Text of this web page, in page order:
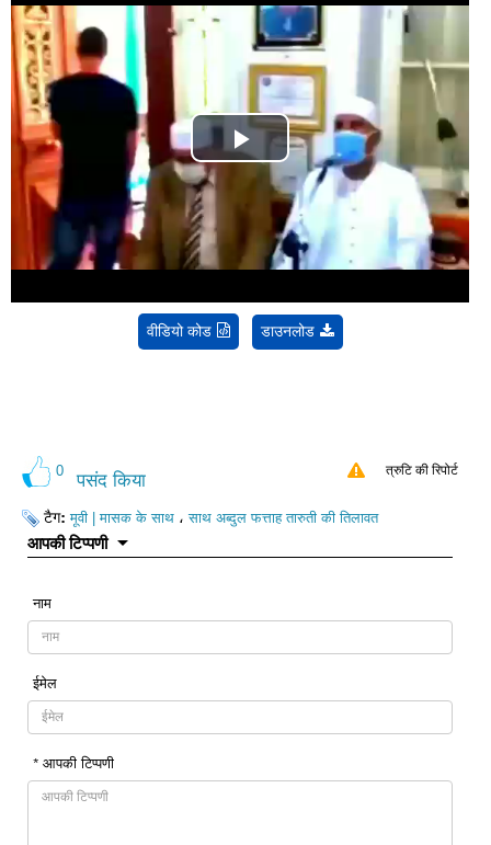
Play
Video
वीडियो कोड डाउनलोड
0 पसंद किया त्रुटि की रिपोर्ट
टैग:मूवी | मासक के साथ ،साथ अब्दुल फत्ताह तारुती की तिलावत
आपकी टिप्पणी
नाम
ईमेल
* आपकी टिप्पणी